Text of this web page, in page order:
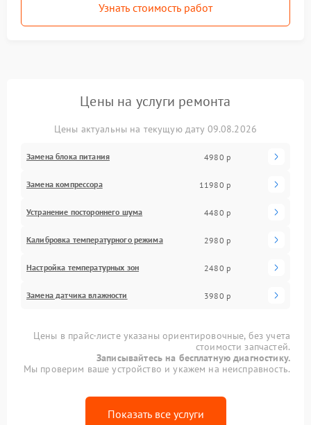
Узнать стоимость работ
Цены на услуги ремонта
Цены актуальны на текущую дату 09.08.2026
Замена блока питания 4980 р
Замена компрессора 11980 р
Устранение постороннего шума 4480 р
Калибровка температурного режима 2980 р
Настройка температурных зон 2480 р
Замена датчика влажности 3980 р
Цены в прайс-листе указаны ориентировочные, без учета
стоимости запчастей.
Записывайтесь на бесплатную диагностику.
Мы проверим ваше устройство и укажем на неисправность.
Показать все услуги